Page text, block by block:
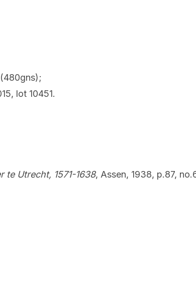
lot 10451.
te Utrecht, 1571-1638, Assen, 1938, p.87,